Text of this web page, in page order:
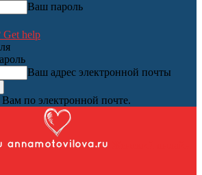
Ваш пароль
Get help
Ваш адрес электронной почты
по электронной почте.